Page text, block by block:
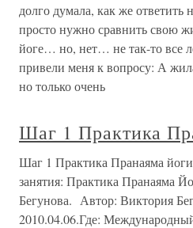
долго думала, как же
просто нужно сравнить свою
йоге… но, нет… не так-то все
привели меня к вопросу: А
но только очень
Шаг 1 Практика
Шаг 1 Практика Пранаяма
занятия: Практика Пранаяма
Бегунова. Автор: Виктория
2010.04.06.Где: